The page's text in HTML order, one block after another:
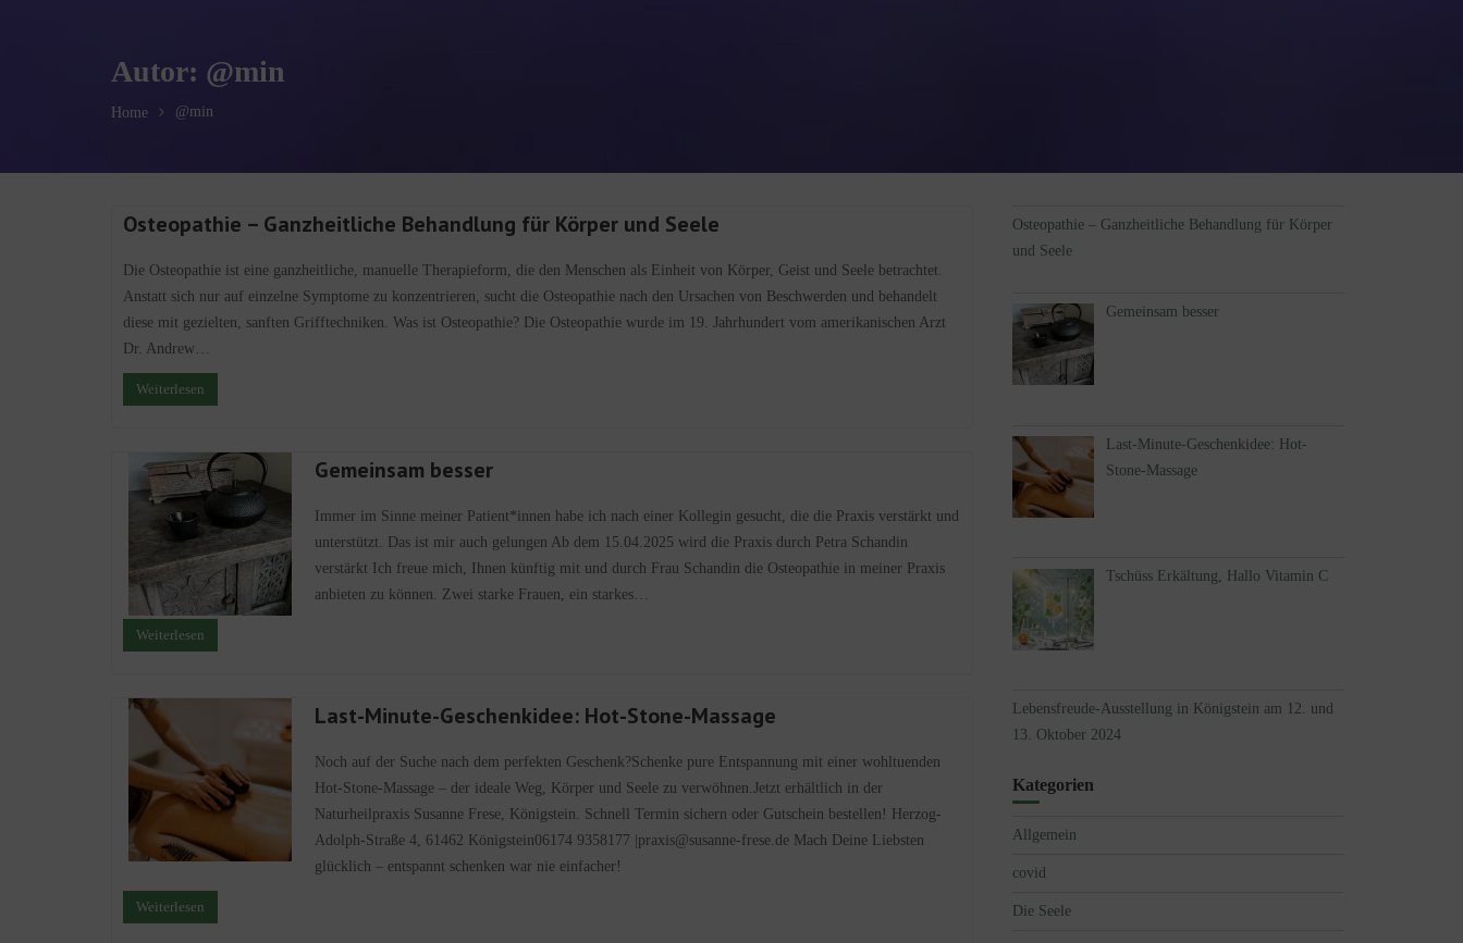
Autor: @min
Home @min
Osteopathie – Ganzheitliche Behandlung für Körper und Seele
Die Osteopathie ist eine ganzheitliche, manuelle Therapieform, die den Menschen als Einheit von Körper, Geist und Seele betrachtet.
Anstatt sich nur auf einzelne Symptome zu konzentrieren, sucht die Osteopathie nach den Ursachen von Beschwerden und behandelt
diese mit gezielten, sanften Grifftechniken. Was ist Osteopathie? Die Osteopathie wurde im 19. Jahrhundert vom amerikanischen Arzt
Dr. Andrew…
Weiterlesen
Gemeinsam besser
Immer im Sinne meiner Patient*innen habe ich nach einer Kollegin gesucht, die die Praxis verstärkt und
unterstützt. Das ist mir auch gelungen Ab dem 15.04.2025 wird die Praxis durch Petra Schandin
verstärkt Ich freue mich, Ihnen künftig mit und durch Frau Schandin die Osteopathie in meiner Praxis
anbieten zu können. Zwei starke Frauen, ein starkes…
Weiterlesen
Last-Minute-Geschenkidee: Hot-Stone-Massage
Noch auf der Suche nach dem perfekten Geschenk?Schenke pure Entspannung mit einer wohltuenden
Hot-Stone-Massage – der ideale Weg, Körper und Seele zu verwöhnen.Jetzt erhältlich in der
Naturheilpraxis Susanne Frese, Königstein. Schnell Termin sichern oder Gutschein bestellen! Herzog-
Adolph-Straße 4, 61462 Königstein06174 9358177 |praxis@susanne-frese.de Mach Deine Liebsten
glücklich – entspannt schenken war nie einfacher!
Weiterlesen
Osteopathie – Ganzheitliche Behandlung für Körper
und Seele
Gemeinsam besser
Last-Minute-Geschenkidee: Hot-
Stone-Massage
Tschüss Erkältung, Hallo Vitamin C
Lebensfreude-Ausstellung in Königstein am 12. und
13. Oktober 2024
Kategorien
Allgemein
covid
Die Seele